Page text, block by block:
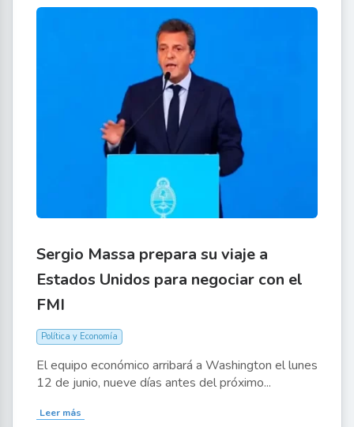
Sergio Massa prepara su viaje a
Estados Unidos para negociar con el
FMI
Política y Economía
El equipo económico arribará a Washington el lunes
12 de junio, nueve días antes del próximo...
Leer más